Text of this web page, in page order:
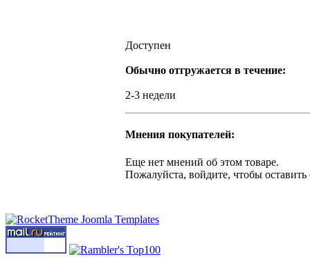
Доступен
Обычно отгружается в течение:
2-3 недели
Мнения покупателей:
Еще нет мнений об этом товаре.
Пожалуйста, войдите, чтобы оставить